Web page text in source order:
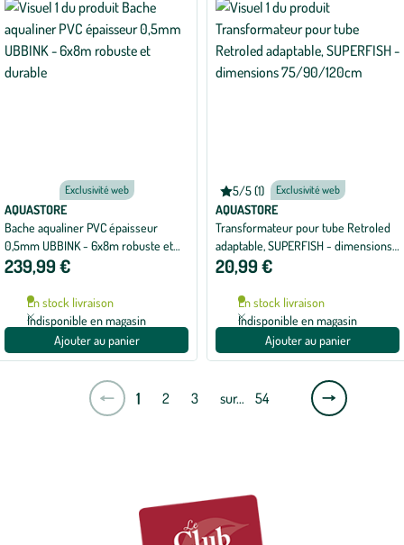
Exclusivité web
AQUASTORE
Bache aqualiner PVC épaisseur
0,5mm UBBINK - 6x8m robuste et
durable
239,99 €
En stock livraison
Indisponible en magasin
Ajouter au panier
5/5 (1)
Note
moyenne
de
5
sur
5
avec
Exclusivité web
AQUASTORE
Transformateur pour tube Retroled
adaptable, SUPERFISH - dimensions
75/90/120cm
20,99 €
En stock livraison
Indisponible en magasin
Ajouter au panier
1 2 3 sur… 54
Page
suivante